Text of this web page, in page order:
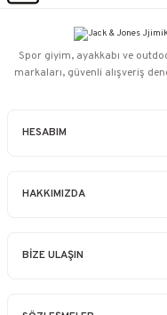
HESABIM
HAKKIMIZDA
BİZE ULAŞIN
Spor giyim, ayakkabı ve
markaları, güvenli alışveriş